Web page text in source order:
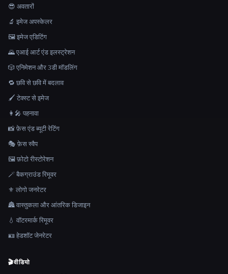
😎 अवतारों
🔬 इमेज अपस्केलर
🖼️ इमेज एडिटिंग
🌄 एआई आर्ट एंड इलस्ट्रेशन
🎲 एनिमेशन और 3डी मॉडलिंग
🔁 छवि से छवि में बदलाव
🖌️ टेक्स्ट से इमेज
👩‍🎤 पहनावा
📸 फ़ेस एंड ब्यूटी रेटिंग
🎭 फ़ेस स्वैप
🖼️ फ़ोटो रीस्टोरेशन
🪄 बैकग्राउंड रिमूवर
⚜️ लोगो जनरेटर
🏯 वास्तुकला और आंतरिक डिजाइन
💧 वॉटरमार्क रिमूवर
🪪 हेडशॉट जेनरेटर
🎬वीडियो